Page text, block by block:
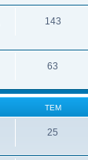
143
63
ТЕМ
25